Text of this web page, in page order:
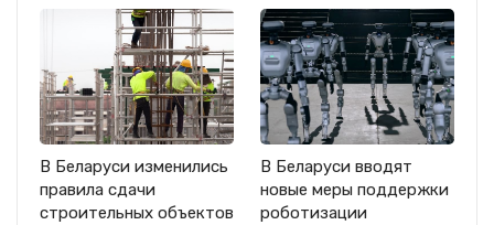
В Беларуси изменились
правила сдачи
строительных объектов
В Беларуси вводят
новые меры поддержки
роботизации